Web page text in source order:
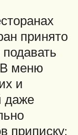
принято
В меню
и
даже
приписку: